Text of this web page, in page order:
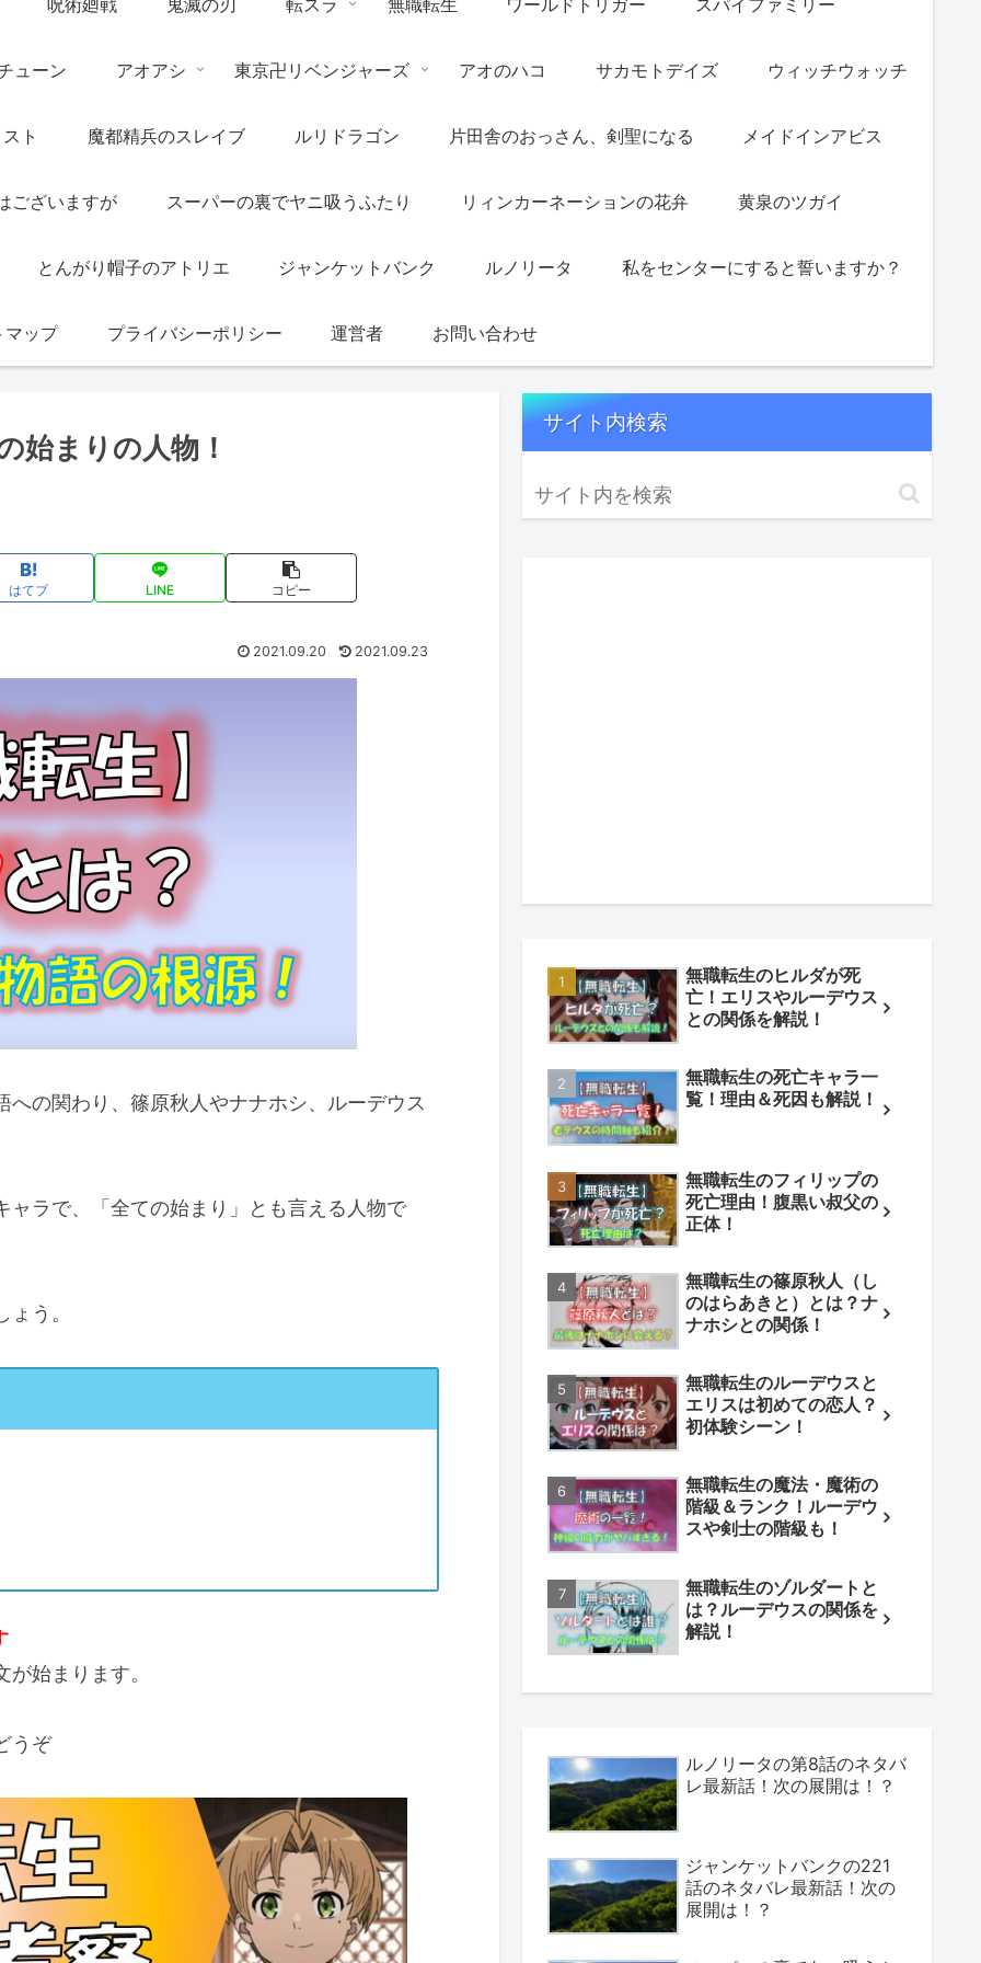
ューン アオアシ 東京卍リベンジャーズ アオのハコ サカモトデイズ ウィッチウォッチ
ト 魔都精兵のスレイブ ルリドラゴン 片田舎のおっさん、剣聖になる メイドインアビス
ございますが スーパーの裏でヤニ吸うふたり リィンカーネーションの花弁 黄泉のツガイ
とんがり帽子のアトリエ ジャンケットバンク ルノリータ 私をセンターにすると誓いますか？
マップ プライバシーポリシー 運営者 お問い合わせ
始まりの人物！
はてブ LINE コピー
2021.09.20 2021.09.23
への関わり、篠原秋人やナナホシ、ルーデウス
ラで、「全ての始まり」とも言える人物で
う。
始まります。
うぞ
サイト内検索
無職転生のヒルダが死
亡！エリスやルーデウス
との関係を解説！
無職転生の死亡キャラ一
覧！理由＆死因も解説！
無職転生のフィリップの
死亡理由！腹黒い叔父の
正体！
無職転生の篠原秋人（し
のはらあきと）とは？ナ
ナホシとの関係！
無職転生のルーデウスと
エリスは初めての恋人？
初体験シーン！
無職転生の魔法・魔術の
階級＆ランク！ルーデウ
スや剣士の階級も！
無職転生のゾルダートと
は？ルーデウスの関係を
解説！
ルノリータの第8話のネタバ
レ最新話！次の展開は！？
ジャンケットバンクの221
話のネタバレ最新話！次の
展開は！？